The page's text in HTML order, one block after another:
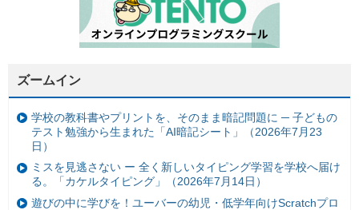
ズームイン
学校の教科書やプリントを、そのまま暗記問題に ─ 子どもの
テスト勉強から生まれた「AI暗記シート」（2026年7月23
日）
ミスを見逃さない ー 全く新しいタイピング学習を学校へ届け
る。「カケルタイピング」（2026年7月14日）
遊びの中に学びを！ユーバーの幼児・低学年向けScratchプロ